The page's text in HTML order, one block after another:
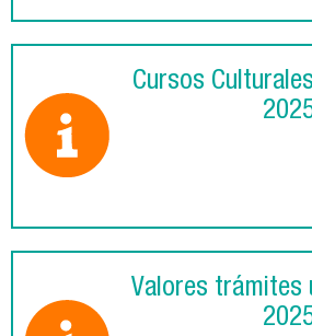
Cursos
Valores trámites